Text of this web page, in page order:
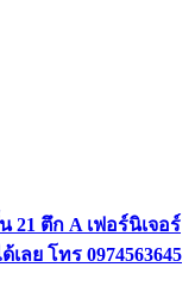
21 ตึก A เฟอร์นิเจอร์
ลย โทร 0974563645